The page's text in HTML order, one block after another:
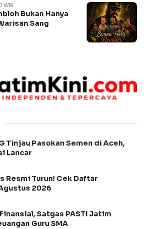
WIB
Bukan Hanya
Sang
Tinjau Pasokan Semen di Aceh,
Lancar
Resmi Turun! Cek Daftar
2026
Satgas PASTI Jatim
Guru SMA